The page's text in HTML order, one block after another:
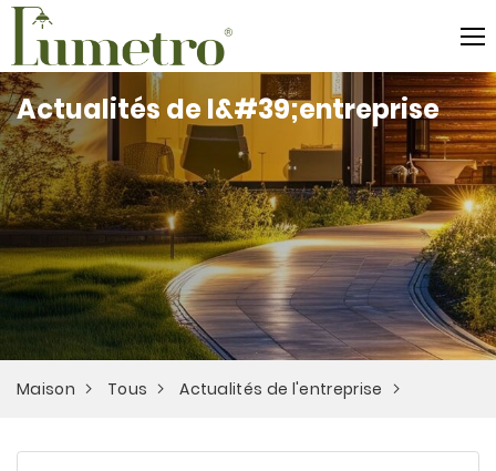
Actualités de l&#39;entreprise
Maison Tous Actualités de l'entreprise